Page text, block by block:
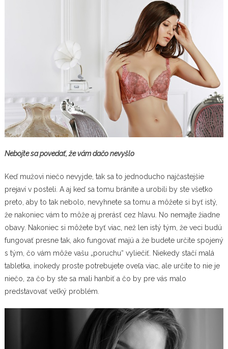
Nebojte sa povedať, že vám dačo nevyšlo
Keď mužovi niečo nevyjde, tak sa to jednoducho najčastejšie
prejaví v posteli. A aj keď sa tomu bránite a urobili by ste všetko
preto, aby to tak nebolo, nevyhnete sa tomu a môžete si byť istý,
že nakoniec vám to môže aj prerásť cez hlavu. No nemajte žiadne
obavy. Nakoniec si môžete byť viac, než len istý tým, že veci budú
fungovať presne tak, ako fungovať majú a že budete určite spojený
s tým, čo vám môže vašu „poruchu“ vyliečiť. Niekedy stačí malá
tabletka, inokedy proste potrebujete oveľa viac, ale určite to nie je
niečo, za čo by ste sa mali hanbiť a čo by pre vás malo
predstavovať veľký problém.